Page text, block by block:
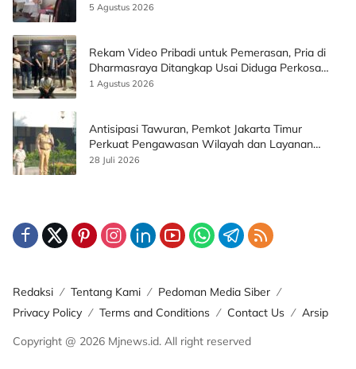
5 Agustus 2026
Rekam Video Pribadi untuk Pemerasan, Pria di
Dharmasraya Ditangkap Usai Diduga Perkosa
Korban
1 Agustus 2026
Antisipasi Tawuran, Pemkot Jakarta Timur
Perkuat Pengawasan Wilayah dan Layanan
Publik
28 Juli 2026
Redaksi Tentang Kami
Pedoman Media Siber
Privacy Policy
Terms and Conditions Contact Us
Arsip
Copyright @ 2026 Mjnews.id. All right reserved